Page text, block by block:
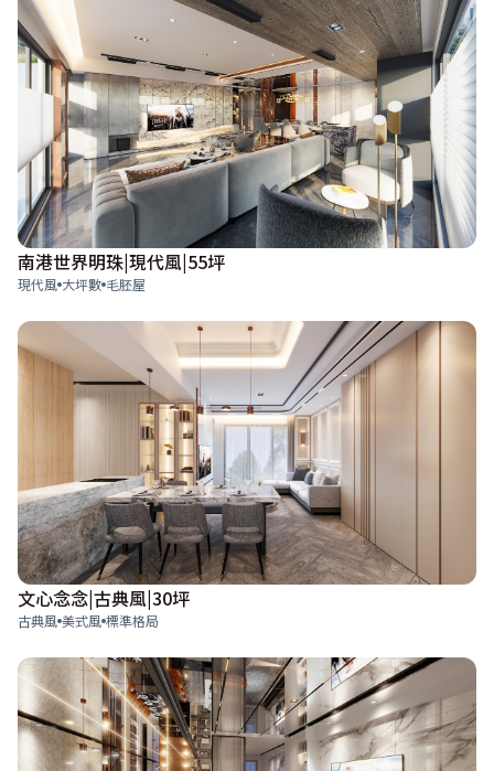
南港世界明珠|現代風|55坪
現代風 大坪數 毛胚屋
文心念念|古典風|30坪
古典風 美式風 標準格局